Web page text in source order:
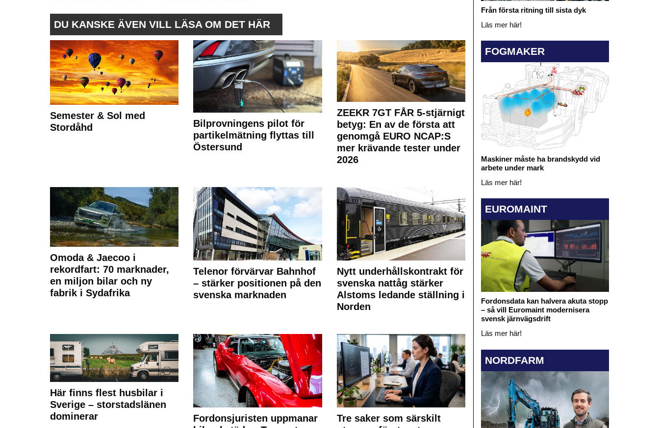
DU KANSKE ÄVEN VILL LÄSA OM DET HÄR
Semester & Sol med
Stordåhd
Bilprovningens pilot för
partikelmätning flyttas till
Östersund
ZEEKR 7GT FÅR 5-stjärnigt
betyg: En av de första att
genomgå EURO NCAP:S
mer krävande tester under
2026
Omoda & Jaecoo i
rekordfart: 70 marknader,
en miljon bilar och ny
fabrik i Sydafrika
Telenor förvärvar Bahnhof
– stärker positionen på den
svenska marknaden
Nytt underhållskontrakt för
svenska nattåg stärker
Alstoms ledande ställning i
Norden
Här finns flest husbilar i
Sverige – storstadslänen
dominerar
Fordonsjuristen uppmanar
Tre saker som särskilt
Från första ritning till sista dyk
Läs mer här!
FOGMAKER
Maskiner måste ha brandskydd vid
arbete under mark
Läs mer här!
EUROMAINT
Fordonsdata kan halvera akuta stopp
– så vill Euromaint modernisera
svensk järnvägsdrift
Läs mer här!
NORDFARM